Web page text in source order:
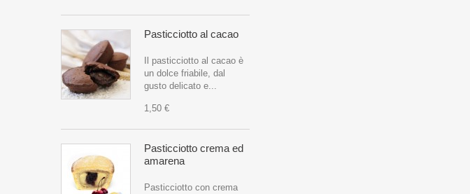
Pasticciotto al cacao
Il pasticciotto al cacao è
un dolce friabile, dal
gusto delicato e...
1,50 €
Pasticciotto crema ed
amarena
Pasticciotto con crema